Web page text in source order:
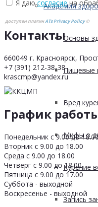
Академия
Основы
Пищевые
Вред
Мифы о
Курение
Запись
Я даюсогласиена
доступен плагинATs Privacy Policy©
Контакты
660049 г. Красноярск,
+7 (391) 212-38-38
krascmp@yandex.ru
График
Понедельник с 9.00 до
Вторник с 9.00 до 18.00
Среда с 9.00 до 18.00
Четверг с 9.00 до 18.00
Пятница с 9.00 до 17.00
Суббота - выходной
Воскресенье - выходной